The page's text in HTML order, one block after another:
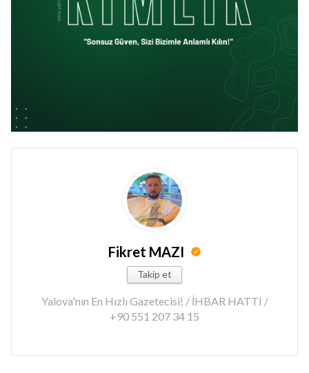
Fikret MAZI
Takip et
Yalova'nın En Hızlı Gazetecisi! / İHBAR HATTI /
+90 551 207 34 15